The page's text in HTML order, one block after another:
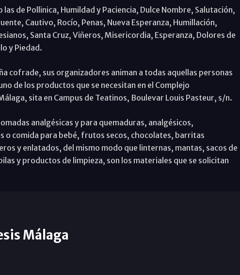
de Pollinica, Humildad y Paciencia, Dulce Nombre, Salutación,
Cautivo, Rocío, Penas, Nueva Esperanza, Humillación,
Santa Cruz, Viñeros, Misericordia, Esperanza, Dolores de
y Piedad.
cofrade, sus organizadores animan a todas aquellas personas
de los productos que se necesitan en el Complejo
sita en Campus de Teatinos, Boulevar Louis Pasteur, s/n.
analgésicas y para quemaduras, analgésicos,
comida para bebé, frutos secos, chocolates, barritas
y enlatados, del mismo modo que linternas, mantas, sacos de
y productos de limpieza, son los materiales que se solicitan
Málaga